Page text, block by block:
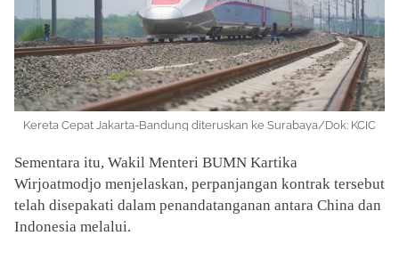
Kereta Cepat Jakarta-Bandung diteruskan ke Surabaya/Dok: KCIC
Sementara itu, Wakil Menteri BUMN Kartika
Wirjoatmodjo menjelaskan, perpanjangan kontrak tersebut
telah disepakati dalam penandatanganan antara China dan
Indonesia melalui.